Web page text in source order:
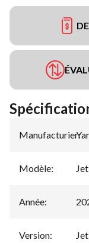
Manufacturier:
Modèle:
Année:
Version: